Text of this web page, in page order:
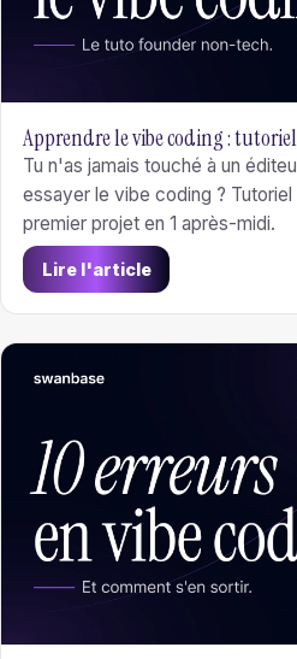
Apprendre le vibe coding :
Tu n'as jamais touché à un
essayer le vibe coding ?
premier projet en 1 après-midi.
Lire l'article